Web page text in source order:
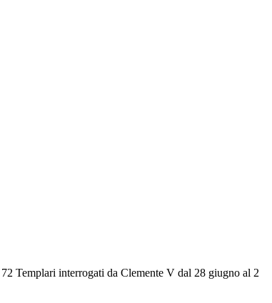
Templari interrogati da Clemente V dal 28 giugno al 2